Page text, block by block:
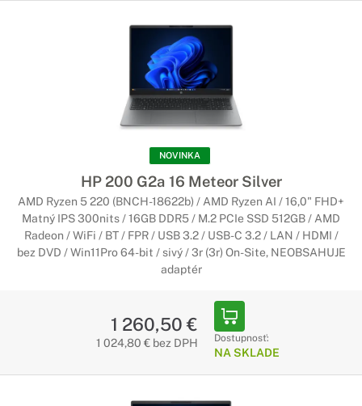
NOVINKA
HP 200 G2a 16 Meteor Silver
AMD Ryzen 5 220 (BNCH-18622b) / AMD Ryzen AI / 16,0" FHD+
Matný IPS 300nits / 16GB DDR5 / M.2 PCIe SSD 512GB / AMD
Radeon / WiFi / BT / FPR / USB 3.2 / USB-C 3.2 / LAN / HDMI /
bez DVD / Win11Pro 64-bit / sivý / 3r (3r) On-Site, NEOBSAHUJE
adaptér
1 260,50 €
1 024,80 € bez DPH Dostupnosť:
NA SKLADE